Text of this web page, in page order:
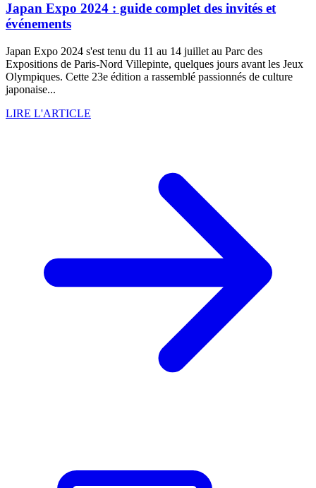
Japan Expo 2024 : guide complet des invités et
événements
Japan Expo 2024 s'est tenu du 11 au 14 juillet au Parc des
Expositions de Paris-Nord Villepinte, quelques jours avant les Jeux
Olympiques. Cette 23e édition a rassemblé passionnés de culture
japonaise...
LIRE L'ARTICLE